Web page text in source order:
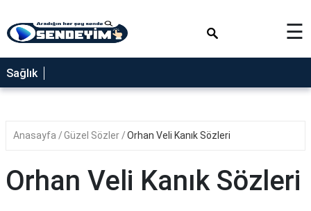
SAĞLIK
NEDİR
YEMEK
RÜYA
☰
Sağlık
Anasayfa Güzel Sözler Orhan Veli Kanık Sözleri
Orhan Veli Kanık Sözleri